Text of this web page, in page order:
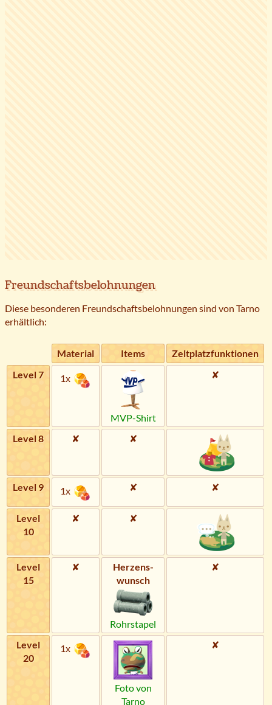
Freundschaftsbelohnungen
Diese besonderen Freundschaftsbelohnungen sind von Tarno
erhältlich:
Material Items
Zeltplatzfunktionen
Level 7
1x
MVP-Shirt
✘
Level 8 ✘ ✘
Level 9 1x ✘ ✘
Level
10
✘ ✘
Level
15
✘
Herzens­
wunsch
Rohrstapel
✘
Level
20
1x
Foto von
Tarno
✘